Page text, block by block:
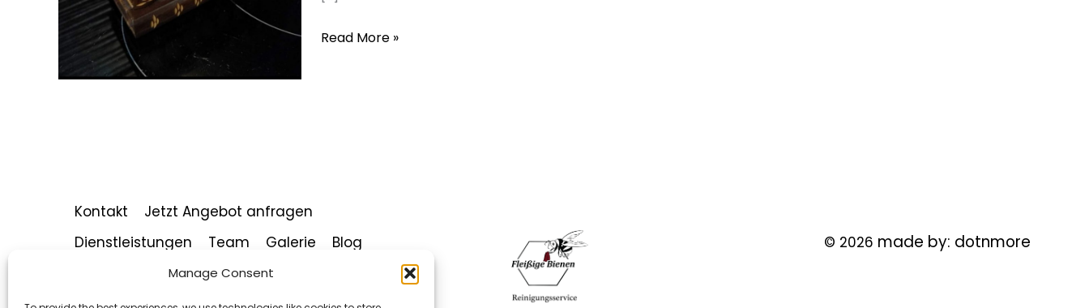
Manage Consent
Senioren
Read More »
Kontakt
Jetzt Angebot anfragen
Dienstleistungen
Team Galerie
Blog
Aktuelle Aktionen
News Jobs
© 2026 made by: dotnmore